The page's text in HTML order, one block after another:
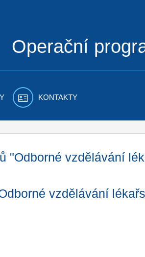
Operační
KONTAKTY
"Odborné vzdělávání
vzdělávání